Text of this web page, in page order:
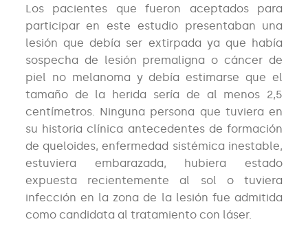
Los pacientes que fueron aceptados para
participar en este estudio presentaban una
lesión que debía ser extirpada ya que había
sospecha de lesión premaligna o cáncer de
piel no melanoma y debía estimarse que el
tamaño de la herida sería de al menos 2,5
centímetros. Ninguna persona que tuviera en
su historia clínica antecedentes de formación
de queloides, enfermedad sistémica inestable,
estuviera embarazada, hubiera estado
expuesta recientemente al sol o tuviera
infección en la zona de la lesión fue admitida
como candidata al tratamiento con láser.